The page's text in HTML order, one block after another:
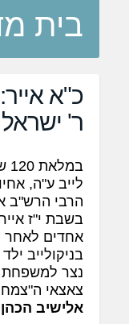
בית
ר' ישראל
לייב ע"ה,
הרבי הרש"ב
בשבת י"ז
אחדים לאחר
בניקולייב
נצר למשפחת
צאצאי
אלישיב הכהן